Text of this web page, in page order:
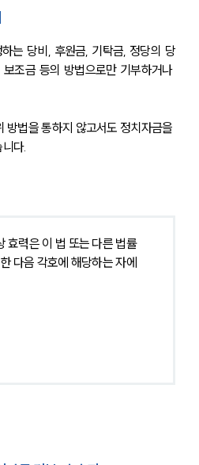
는 당비, 후원금, 기탁금, 정당의 당
조금 등의 방법으로만 기부하거나
방법을 통하지 않고서도 정치자금을
다.
효력은 이 법 또는 다른 법률
다음 각호에 해당하는 자에